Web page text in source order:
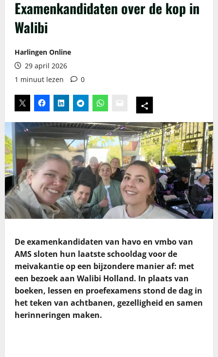
Examenkandidaten over de kop in
Walibi
Harlingen Online
29 april 2026
1 minuut lezen
0
De examenkandidaten van havo en vmbo van
AMS sloten hun laatste schooldag voor de
meivakantie op een bijzondere manier af: met
een bezoek aan Walibi Holland. In plaats van
boeken, lessen en proefexamens stond de dag in
het teken van achtbanen, gezelligheid en samen
herinneringen maken.